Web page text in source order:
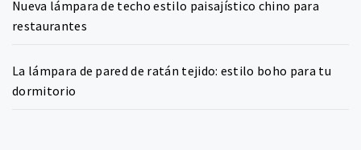
Nueva lámpara de techo estilo paisajístico chino para
restaurantes
La lámpara de pared de ratán tejido: estilo boho para tu
dormitorio